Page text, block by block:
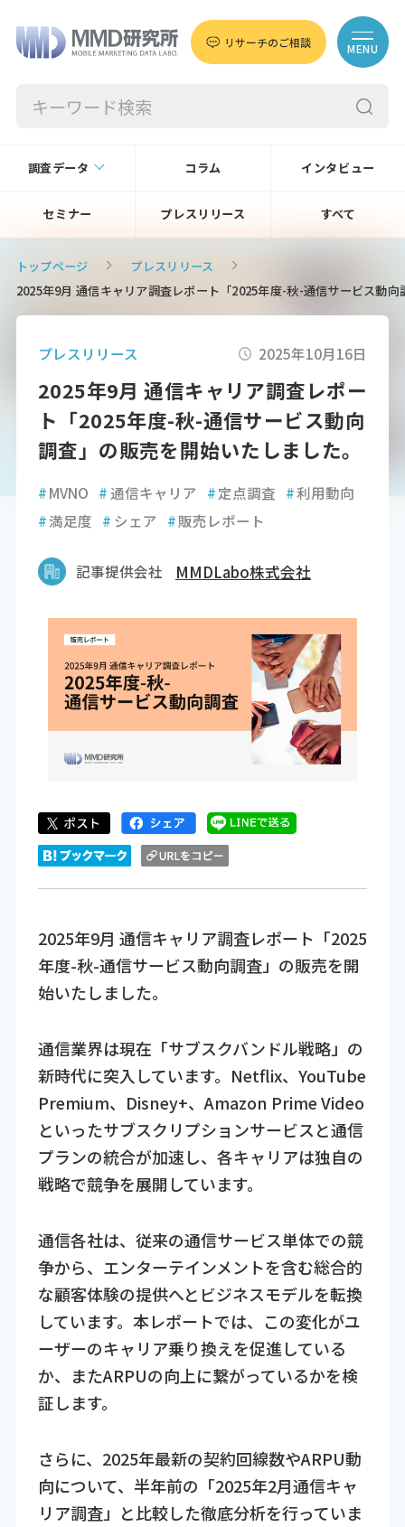
リサーチのご相談 MENU
調査データ コラム インタビュー
セミナー プレスリリース すべて
トップページ
プレスリリース
2025年9月 通信キャリア調査レポート「2025年度-秋-通信サービス動
プレスリリース 2025年10月16日
2025年9月 通信キャリア調査レポー
ト「2025年度-秋-通信サービス動向
調査」の販売を開始いたしました。
#MVNO #通信キャリア #定点調査 #利用動向
#満足度 # シェア #販売レポート
記事提供会社 MMDLabo株式会社
2025年9月 通信キャリア調査レポート「2025
年度-秋-通信サービス動向調査」の販売を開
始いたしました。
通信業界は現在「サブスクバンドル戦略」の
新時代に突入しています。Netflix、YouTube
Premium、Disney+、Amazon Prime Video
といったサブスクリプションサービスと通信
プランの統合が加速し、各キャリアは独自の
戦略で競争を展開しています。
通信各社は、従来の通信サービス単体での競
争から、エンターテインメントを含む総合的
な顧客体験の提供へとビジネスモデルを転換
しています。本レポートでは、この変化がユ
ーザーのキャリア乗り換えを促進している
か、またARPUの向上に繋がっているかを検
証します。
さらに、2025年最新の契約回線数やARPU動
向について、半年前の「2025年2月通信キャ
リア調査」と比較した徹底分析を行っていま